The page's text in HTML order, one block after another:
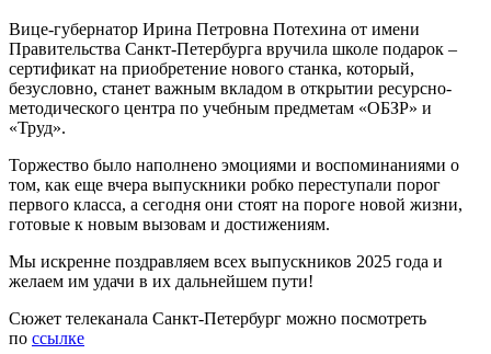
Вице-губернатор Ирина Петровна Потехина от имени
Правительства Санкт-Петербурга вручила школе подарок –
сертификат на приобретение нового станка, который,
безусловно, станет важным вкладом в открытии ресурсно-
методического центра по учебным предметам «ОБЗР» и
«Труд».
Торжество было наполнено эмоциями и воспоминаниями о
том, как еще вчера выпускники робко переступали порог
первого класса, а сегодня они стоят на пороге новой жизни,
готовые к новым вызовам и достижениям.
Мы искренне поздравляем всех выпускников 2025 года и
желаем им удачи в их дальнейшем пути!
Сюжет телеканала Санкт-Петербург можно посмотреть
по ссылке